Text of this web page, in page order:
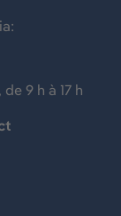
9 h à 17 h